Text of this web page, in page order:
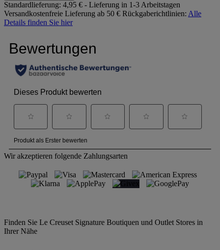
Standardlieferung: 4,95 € - Lieferung in 1-3 Arbeitstagen
Versandkostenfreie Lieferung ab 50 € Rückgaberichtlinien: Alle
Details finden Sie hier
Wir akzeptieren folgende Zahlungsarten
Finden Sie Le Creuset Signature Boutiquen und Outlet Stores in
Ihrer Nähe